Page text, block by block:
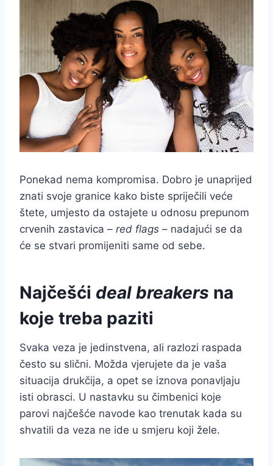
Ponekad nema kompromisa. Dobro je unaprijed
znati svoje granice kako biste spriječili veće
štete, umjesto da ostajete u odnosu prepunom
crvenih zastavica – red flags – nadajući se da
će se stvari promijeniti same od sebe.
Najčešći deal breakers na
koje treba paziti
Svaka veza je jedinstvena, ali razlozi raspada
često su slični. Možda vjerujete da je vaša
situacija drukčija, a opet se iznova ponavljaju
isti obrasci. U nastavku su čimbenici koje
parovi najčešće navode kao trenutak kada su
shvatili da veza ne ide u smjeru koji žele.